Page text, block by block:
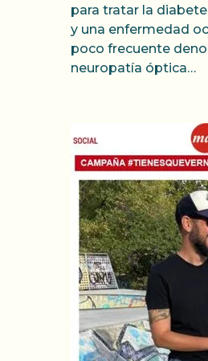
para tratar la
y una enfermedad
poco frecuente
neuropatía óptica…